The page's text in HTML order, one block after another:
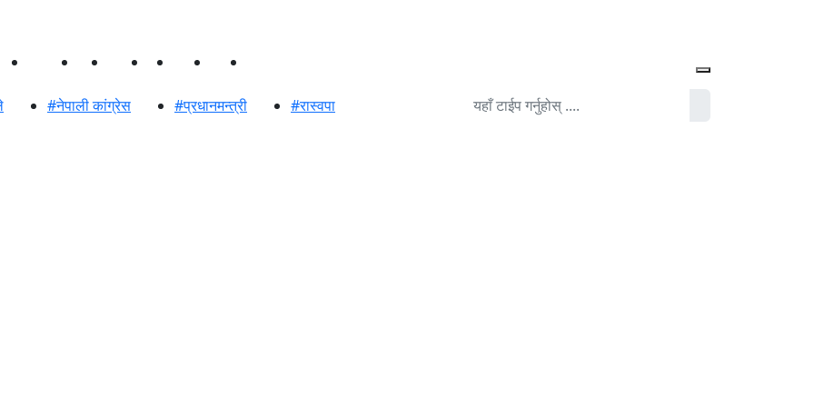
मनोरञ्जन विचार स्वास्थ्य शिक्षा साहित्य भिडियो
#नेपाली कांग्रेस #प्रधानमन्त्री #रास्वपा